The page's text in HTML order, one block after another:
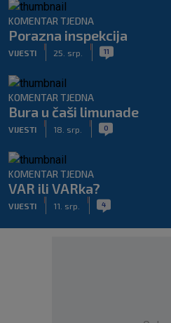
KOMENTAR TJEDNA
Porazna inspekcija
VIJESTI 25. srp. 11
KOMENTAR TJEDNA
Bura u čaši limunade
VIJESTI 18. srp. 0
KOMENTAR TJEDNA
VAR ili VARka?
VIJESTI 11. srp. 4